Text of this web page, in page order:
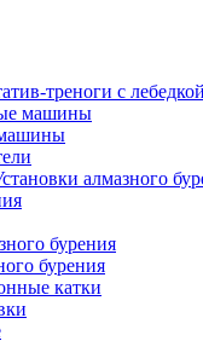
треноги с лебедкой
машины
алмазного
бурения
бурения
катки